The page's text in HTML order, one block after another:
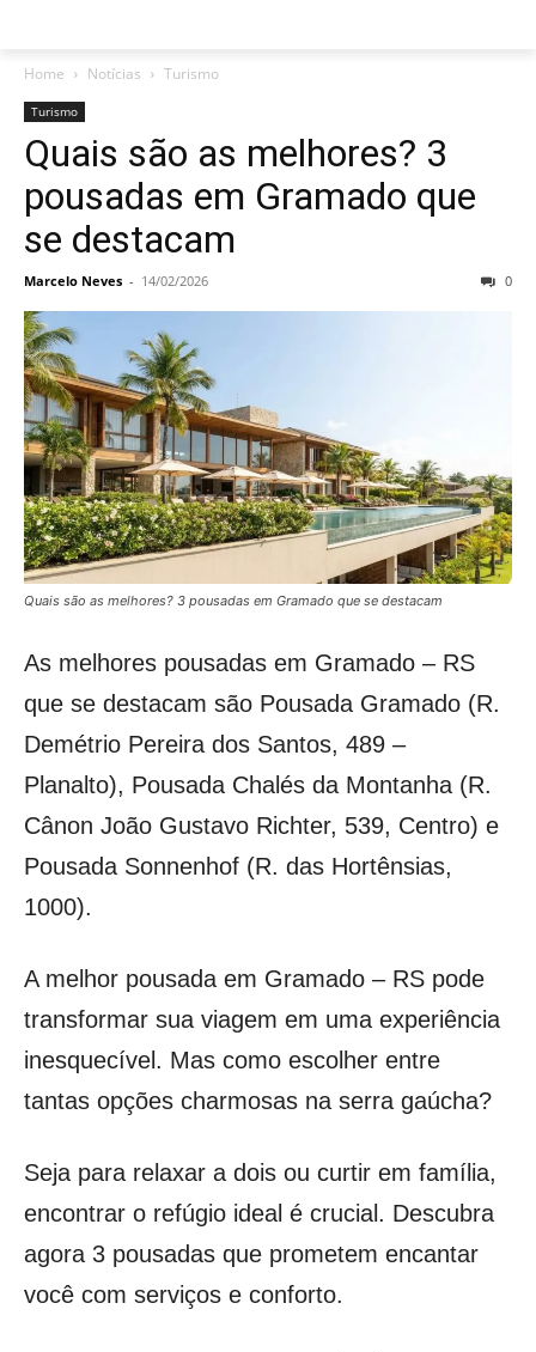
Home Notícias Turismo
Turismo
Quais são as melhores? 3
pousadas em Gramado que
se destacam
Marcelo Neves - 14/02/2026 0
Quais são as melhores? 3 pousadas em Gramado que se destacam
As melhores pousadas em Gramado – RS
que se destacam são Pousada Gramado (R.
Demétrio Pereira dos Santos, 489 –
Planalto), Pousada Chalés da Montanha (R.
Cânon João Gustavo Richter, 539, Centro) e
Pousada Sonnenhof (R. das Hortênsias,
1000).
A melhor pousada em Gramado – RS pode
transformar sua viagem em uma experiência
inesquecível. Mas como escolher entre
tantas opções charmosas na serra gaúcha?
Seja para relaxar a dois ou curtir em família,
encontrar o refúgio ideal é crucial. Descubra
agora 3 pousadas que prometem encantar
você com serviços e conforto.